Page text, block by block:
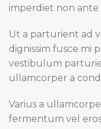
imperdiet non ante
Ut a parturient ad
dignissim fusce mi
vestibulum
ullamcorper a
Varius a
fermentum vel